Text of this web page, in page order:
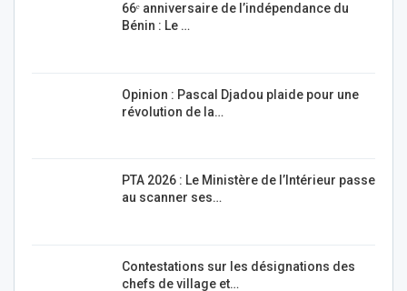
66ᵉ anniversaire de l’indépendance du
Bénin : Le …
Opinion : Pascal Djadou plaide pour une
révolution de la…
PTA 2026 : Le Ministère de l’Intérieur passe
au scanner ses…
Contestations sur les désignations des
chefs de village et…